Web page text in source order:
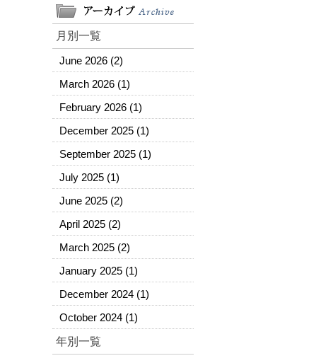
月別一覧
June 2026 (2)
March 2026 (1)
February 2026 (1)
December 2025 (1)
September 2025 (1)
July 2025 (1)
June 2025 (2)
April 2025 (2)
March 2025 (2)
January 2025 (1)
December 2024 (1)
October 2024 (1)
年別一覧